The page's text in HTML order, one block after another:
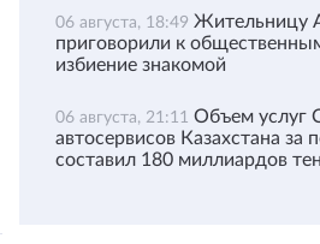
06 августа, 18:49 Жительницу
приговорили к
избиение знакомой
06 августа, 21:11 Объем услуг
автосервисов Казахстана за
составил 180 миллиардов